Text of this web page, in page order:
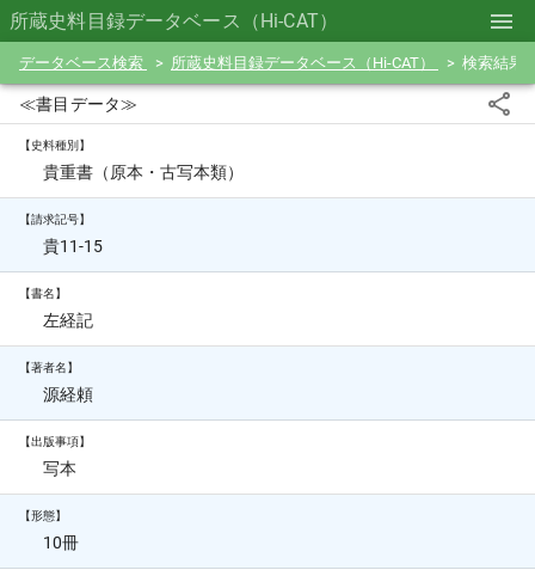
所蔵史料目録データベース（Hi-CAT）
データベース検索 所蔵史料目録データベース（Hi-CAT） 検索結果
≪書目データ≫
【史料種別】
貴重書（原本・古写本類）
【請求記号】
貴11-15
【書名】
左経記
【著者名】
源経頼
【出版事項】
写本
【形態】
10冊